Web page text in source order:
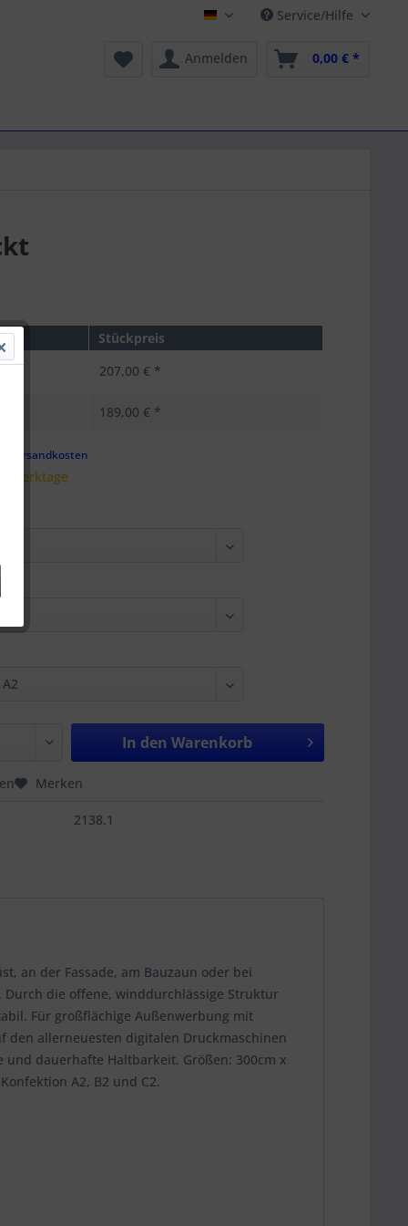
Schilling Onlineshop
Service/Hilfe
Anmelden 0,00 € *
Stückpreis
207,00 € *
189,00 € *
Versandkosten
Werktage
In den Warenkorb
Merken
2138.1
an der Fassade, am Bauzaun oder bei
Durch die offene, winddurchlässige Struktur
Für großflächige Außenwerbung mit
den allerneuesten digitalen Druckmaschinen
dauerhafte Haltbarkeit. Größen: 300cm x
A2, B2 und C2.